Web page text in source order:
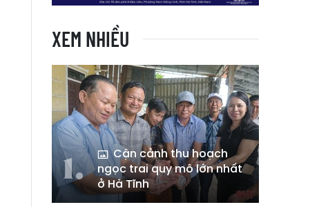
XEM NHIỀU
Cận cảnh thu hoạch
ngọc trai quy mô lớn nhất
ở Hà Tĩnh